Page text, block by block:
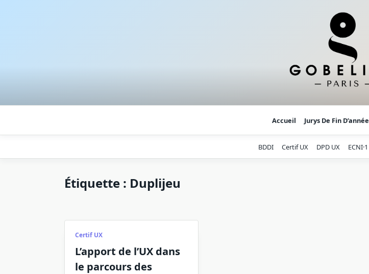
Accueil Jurys De Fin D’année
BDDI Certif UX DPD UX ECNI·1
Étiquette : Duplijeu
Certif UX
L’apport de l’UX dans
le parcours des